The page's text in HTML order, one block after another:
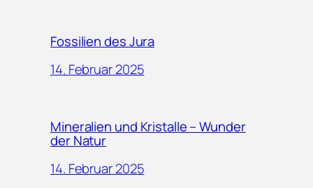
Fossilien des Jura
14. Februar 2025
Mineralien und Kristalle – Wunder
der Natur
14. Februar 2025